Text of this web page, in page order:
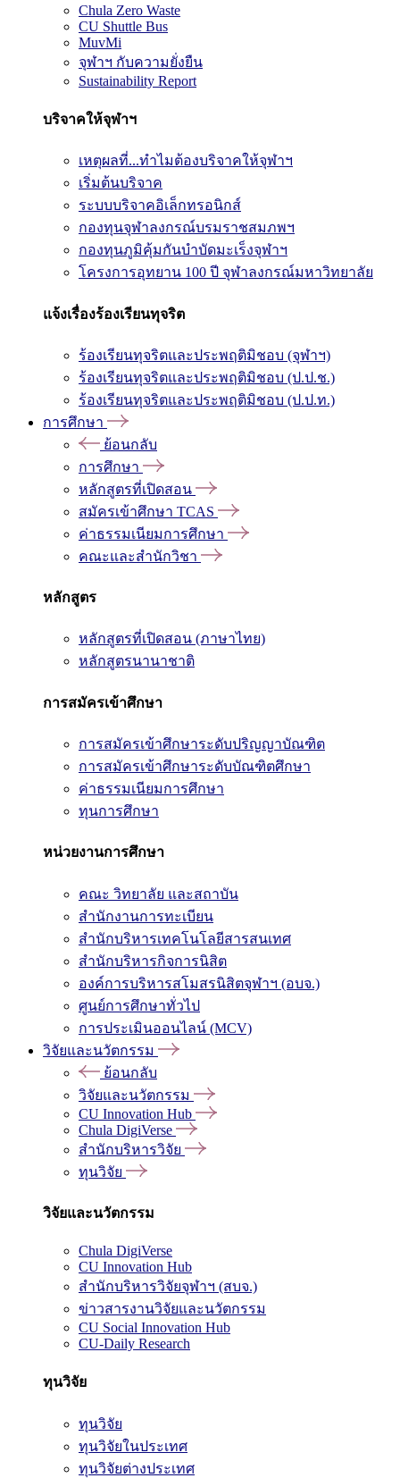
Chula Zero Waste
CU Shuttle Bus
MuvMi
จุฬาฯ กับความยั่งยืน
Sustainability Report
บริจาคให้จุฬาฯ
เหตุผลที่...ทำไมต้องบริจาคให้จุฬาฯ
เริ่มต้นบริจาค
ระบบบริจาคอิเล็กทรอนิกส์
กองทุนจุฬาลงกรณ์บรมราชสมภพฯ
กองทุนภูมิคุ้มกันบำบัดมะเร็งจุฬาฯ
โครงการอุทยาน 100 ปี จุฬาลงกรณ์มหาวิทยาลัย
แจ้งเรื่องร้องเรียนทุจริต
ร้องเรียนทุจริตและประพฤติมิชอบ (จุฬาฯ)
ร้องเรียนทุจริตและประพฤติมิชอบ (ป.ป.ช.)
ร้องเรียนทุจริตและประพฤติมิชอบ (ป.ป.ท.)
การศึกษา
ย้อนกลับ
การศึกษา
หลักสูตรที่เปิดสอน
สมัครเข้าศึกษา TCAS
ค่าธรรมเนียมการศึกษา
คณะและสำนักวิชา
หลักสูตร
หลักสูตรที่เปิดสอน (ภาษาไทย)
หลักสูตรนานาชาติ
การสมัครเข้าศึกษา
การสมัครเข้าศึกษาระดับปริญญาบัณฑิต
การสมัครเข้าศึกษาระดับบัณฑิตศึกษา
ค่าธรรมเนียมการศึกษา
ทุนการศึกษา
หน่วยงานการศึกษา
คณะ วิทยาลัย และสถาบัน
สำนักงานการทะเบียน
สำนักบริหารเทคโนโลยีสารสนเทศ
สำนักบริหารกิจการนิสิต
องค์การบริหารสโมสรนิสิตจุฬาฯ (อบจ.)
ศูนย์การศึกษาทั่วไป
การประเมินออนไลน์ (MCV)
วิจัยและนวัตกรรม
ย้อนกลับ
วิจัยและนวัตกรรม
CU Innovation Hub
Chula DigiVerse
สำนักบริหารวิจัย
ทุนวิจัย
วิจัยและนวัตกรรม
Chula DigiVerse
CU Innovation Hub
สำนักบริหารวิจัยจุฬาฯ (สบจ.)
ข่าวสารงานวิจัยและนวัตกรรม
CU Social Innovation Hub
CU-Daily Research
ทุนวิจัย
ทุนวิจัย
ทุนวิจัยในประเทศ
ทุนวิจัยต่างประเทศ